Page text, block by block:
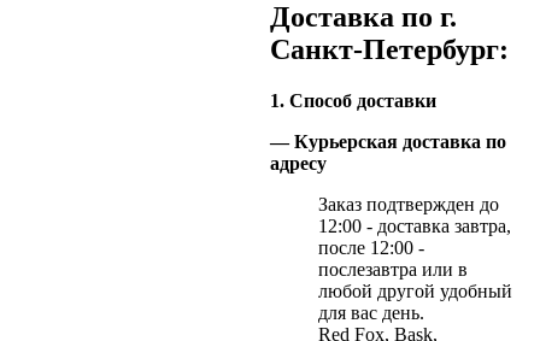
Доставка по г.
Санкт-Петербург:
1. Способ доставки
— Курьерская доставка по
адресу
Заказ подтвержден до
12:00 - доставка завтра,
после 12:00 -
послезавтра или в
любой другой удобный
для вас день.
Red Fox, Bask,